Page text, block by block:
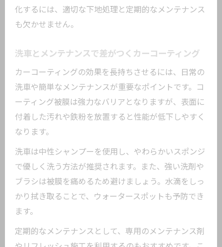
化するには、適切な下地処理と定期的なメンテナンス
も欠かせません。
洗車とメンテナンスで差がつくカーコーティング
カーコーティングの効果を長持ちさせるには、日常の
洗車や簡単なメンテナンスが重要なポイントです。コ
ーティング被膜は強力なバリアとなりますが、表面に
付着した汚れや鉄粉を放置すると性能が低下しやすく
なります。
洗車は中性シャンプーを使用し、やわらかいスポンジ
で優しく洗う方法が推奨されます。また、強い洗剤や
ブラシは被膜を痛めるため避けましょう。水滴をしっ
かり拭き取ることで、ウォータースポットも予防でき
ます。
定期的なメンテナンスとして、専用のメンテナンス剤